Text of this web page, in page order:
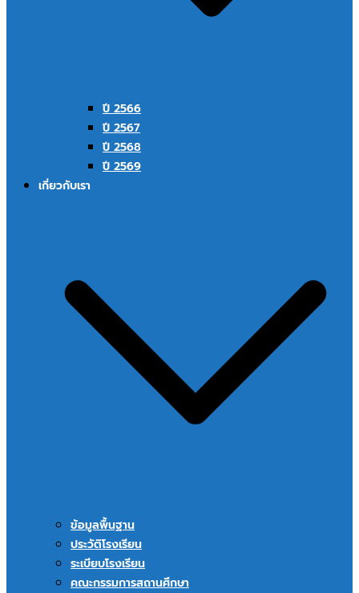
ปี 2566
ปี 2567
ปี 2568
ปี 2569
เกี่ยวกับเรา
ข้อมูลพื้นฐาน
ประวัติโรงเรียน
ระเบียบโรงเรียน
คณะกรรมการสถานศึกษา